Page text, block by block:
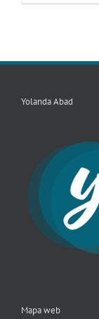
Yolanda Abad
Mapa web